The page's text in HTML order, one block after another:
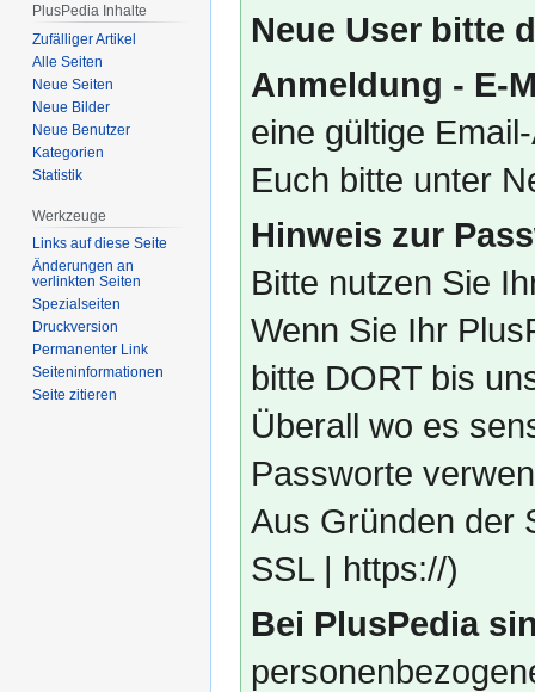
Neue User bitte
Anmeldung - E-
eine gültige
Euch bitte unter
Hinweis zur
Bitte nutzen Sie
Wenn Sie Ihr
bitte DORT bis
Überall wo es
Passworte
Aus Gründen der
SSL | https://)
Bei PlusPedia
PlusPedia Inhalte
Zufälliger Artikel
Alle Seiten
Neue Seiten
Neue Bilder
Neue Benutzer
Kategorien
Statistik
Werkzeuge
Links auf diese Seite
Änderungen an
verlinkten Seiten
Spezialseiten
Druckversion
Permanenter Link
Seiten­­informationen
Seite zitieren